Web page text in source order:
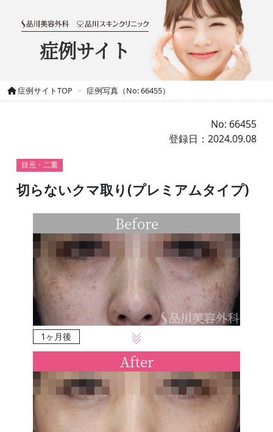
症例サイト
症例サイトTOP 症例写真（No: 66455）
No: 66455
登録日：2024.09.08
目元・二重
切らないクマ取り(プレミアムタイプ)
Before
1ヶ月後
After